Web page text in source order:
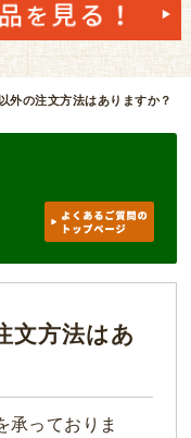
外の注文方法はありますか？
文方法はあ
承っておりま